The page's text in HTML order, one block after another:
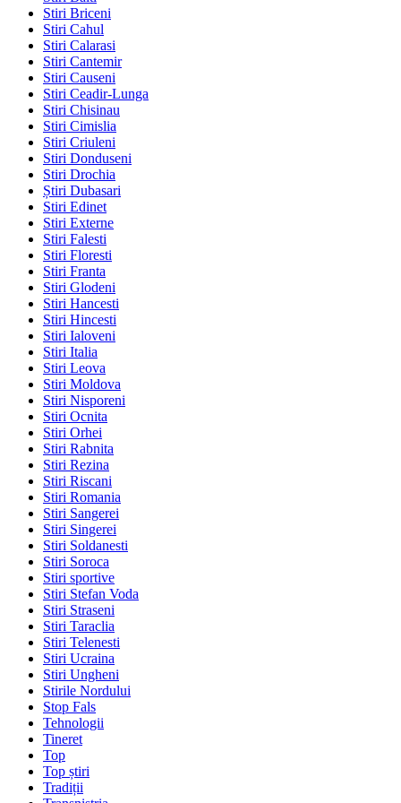
Stiri Briceni
Stiri Cahul
Stiri Calarasi
Stiri Cantemir
Stiri Causeni
Stiri Ceadir-Lunga
Stiri Chisinau
Stiri Cimislia
Stiri Criuleni
Stiri Donduseni
Stiri Drochia
Știri Dubasari
Stiri Edinet
Stiri Externe
Stiri Falesti
Stiri Floresti
Stiri Franta
Stiri Glodeni
Stiri Hancesti
Stiri Hincesti
Stiri Ialoveni
Stiri Italia
Stiri Leova
Stiri Moldova
Stiri Nisporeni
Stiri Ocnita
Stiri Orhei
Stiri Rabnita
Stiri Rezina
Stiri Riscani
Stiri Romania
Stiri Sangerei
Stiri Singerei
Stiri Soldanesti
Stiri Soroca
Stiri sportive
Stiri Stefan Voda
Stiri Straseni
Stiri Taraclia
Stiri Telenesti
Stiri Ucraina
Stiri Ungheni
Stirile Nordului
Stop Fals
Tehnologii
Tineret
Top
Top știri
Tradiții